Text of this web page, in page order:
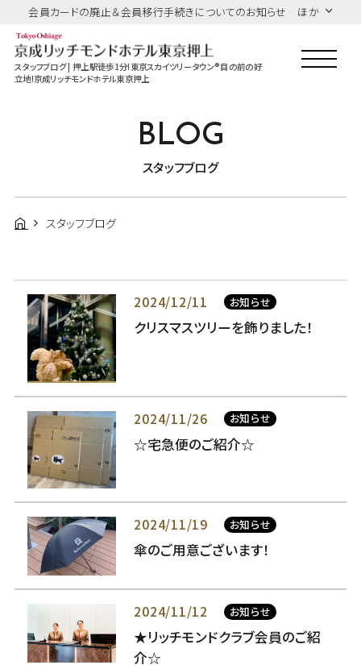
会員カードの廃止＆会員移行手続きについてのお知らせ ほか
スタッフブログ | 押上駅徒歩1分!東京スカイツリータウン®目の前の好
立地!京成リッチモンドホテル東京押上
BLOG
スタッフブログ
スタッフブログ
2024/12/11 お知らせ
クリスマスツリーを飾りました！
2024/11/26 お知らせ
☆宅急便のご紹介☆
2024/11/19 お知らせ
傘のご用意ございます！
2024/11/12 お知らせ
★リッチモンドクラブ会員のご紹
介☆